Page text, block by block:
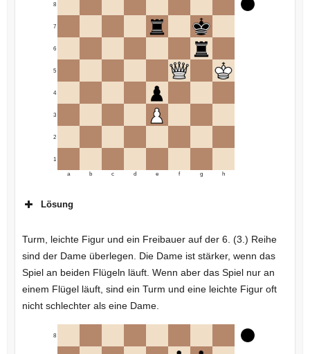
1
2
3
4
5
6
7
8
a b c d e f g h
Lösung
Turm, leichte Figur und ein Freibauer auf der 6. (3.) Reihe
sind der Dame überlegen. Die Dame ist stärker, wenn das
Spiel an beiden Flügeln läuft. Wenn aber das Spiel nur an
einem Flügel läuft, sind ein Turm und eine leichte Figur oft
nicht schlechter als eine Dame.
8